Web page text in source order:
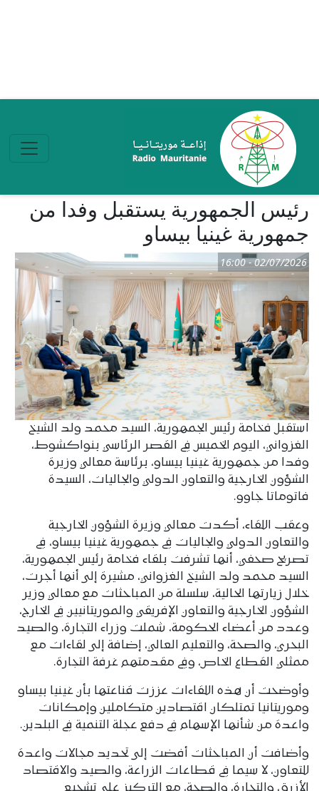
رئيس الجمهورية يستقبل وفدا من
جمهورية غينيا بيساو
02/07/2026 - 16:00
استقبل فخامة رئيس الجمهورية، السيد محمد ولد الشيخ
الغزواني، اليوم الخميس في القصر الرئاسي بنواكشوط،
وفدا من جمهورية غينيا بيساو، برئاسة معالي وزيرة
الشؤون الخارجية والتعاون الدولي والجاليات، السيدة
فاتوماتا جاوو.
وعقب اللقاء، أكدت معالي وزيرة الشؤون الخارجية
والتعاون الدولي والجاليات في جمهورية غينيا بيساو، في
تصريح صحفي، أنها تشرفت بلقاء فخامة رئيس الجمهورية،
السيد محمد ولد الشيخ الغزواني، مشيرة إلى أنها أجرت،
خلال زيارتها الحالية، سلسلة من المباحثات مع معالي وزير
الشؤون الخارجية والتعاون الإفريقي والموريتانيين في الخارج،
وعدد من أعضاء الحكومة، شملت وزراء التجارة، والصيد
البحري، والصحة، والتعليم العالي، إضافة إلى لقاءات مع
ممثلي القطاع الخاص، وفي مقدمتهم غرفة التجارة.
وأوضحت أن هذه اللقاءات عززت قناعتها بأن غينيا بيساو
وموريتانيا تمتلكان اقتصادين متكاملين وإمكانات
واعدة من شأنها الإسهام في دفع عجلة التنمية في البلدين.
وأضافت أن المباحثات أفضت إلى تحديد مجالات واعدة
للتعاون، لا سيما في قطاعات الزراعة، والصيد والاقتصاد
الأزرق، والتجارة، والصحة، مع التركيز على تشجيع